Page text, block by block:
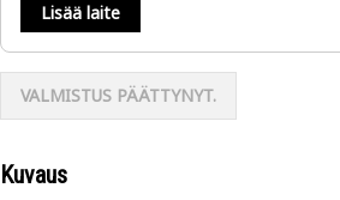
Lisää laite
VALMISTUS PÄÄTTYNYT.
Kuvaus